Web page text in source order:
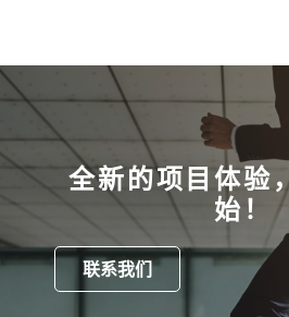
全新的项目体验
始！
联系我们